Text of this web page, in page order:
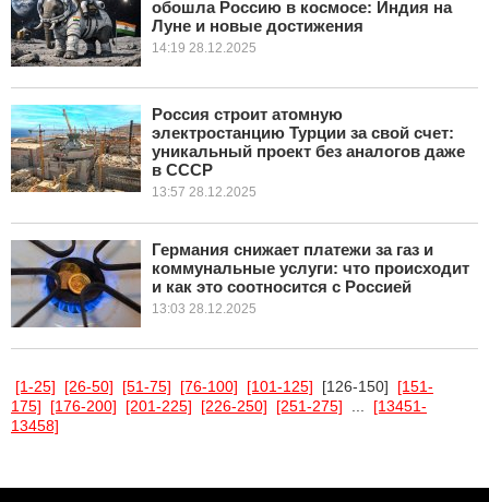
обошла Россию в космосе: Индия на
Луне и новые достижения
14:19 28.12.2025
Россия строит атомную
электростанцию Турции за свой счет:
уникальный проект без аналогов даже
в СССР
13:57 28.12.2025
Германия снижает платежи за газ и
коммунальные услуги: что происходит
и как это соотносится с Россией
13:03 28.12.2025
[1-25] [26-50] [51-75] [76-100] [101-125] [126-150] [151-
175]
[176-200] [201-225] [226-250] [251-275]
[13451-
13458]